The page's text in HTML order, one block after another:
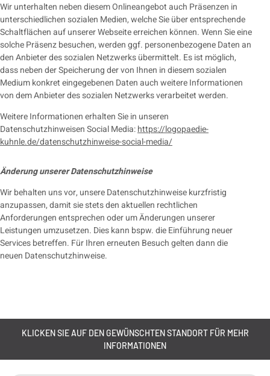
Wir unterhalten neben diesem Onlineangebot auch Präsenzen in
unterschiedlichen sozialen Medien, welche Sie über entsprechende
Schaltflächen auf unserer Webseite erreichen können. Wenn Sie eine
solche Präsenz besuchen, werden ggf. personenbezogene Daten an
den Anbieter des sozialen Netzwerks übermittelt. Es ist möglich,
dass neben der Speicherung der von Ihnen in diesem sozialen
Medium konkret eingegebenen Daten auch weitere Informationen
von dem Anbieter des sozialen Netzwerks verarbeitet werden.
Weitere Informationen erhalten Sie in unseren
Datenschutzhinweisen Social Media:https://logopaedie-
kuhnle.de/datenschutzhinweise-social-media/
Änderung unserer Datenschutzhinweise
Wir behalten uns vor, unsere Datenschutzhinweise kurzfristig
anzupassen, damit sie stets den aktuellen rechtlichen
Anforderungen entsprechen oder um Änderungen unserer
Leistungen umzusetzen. Dies kann bspw. die Einführung neuer
Services betreffen. Für Ihren erneuten Besuch gelten dann die
neuen Datenschutzhinweise.
KLICKEN SIE AUF DEN GEWÜNSCHTEN STANDORT FÜR MEHR
INFORMATIONEN